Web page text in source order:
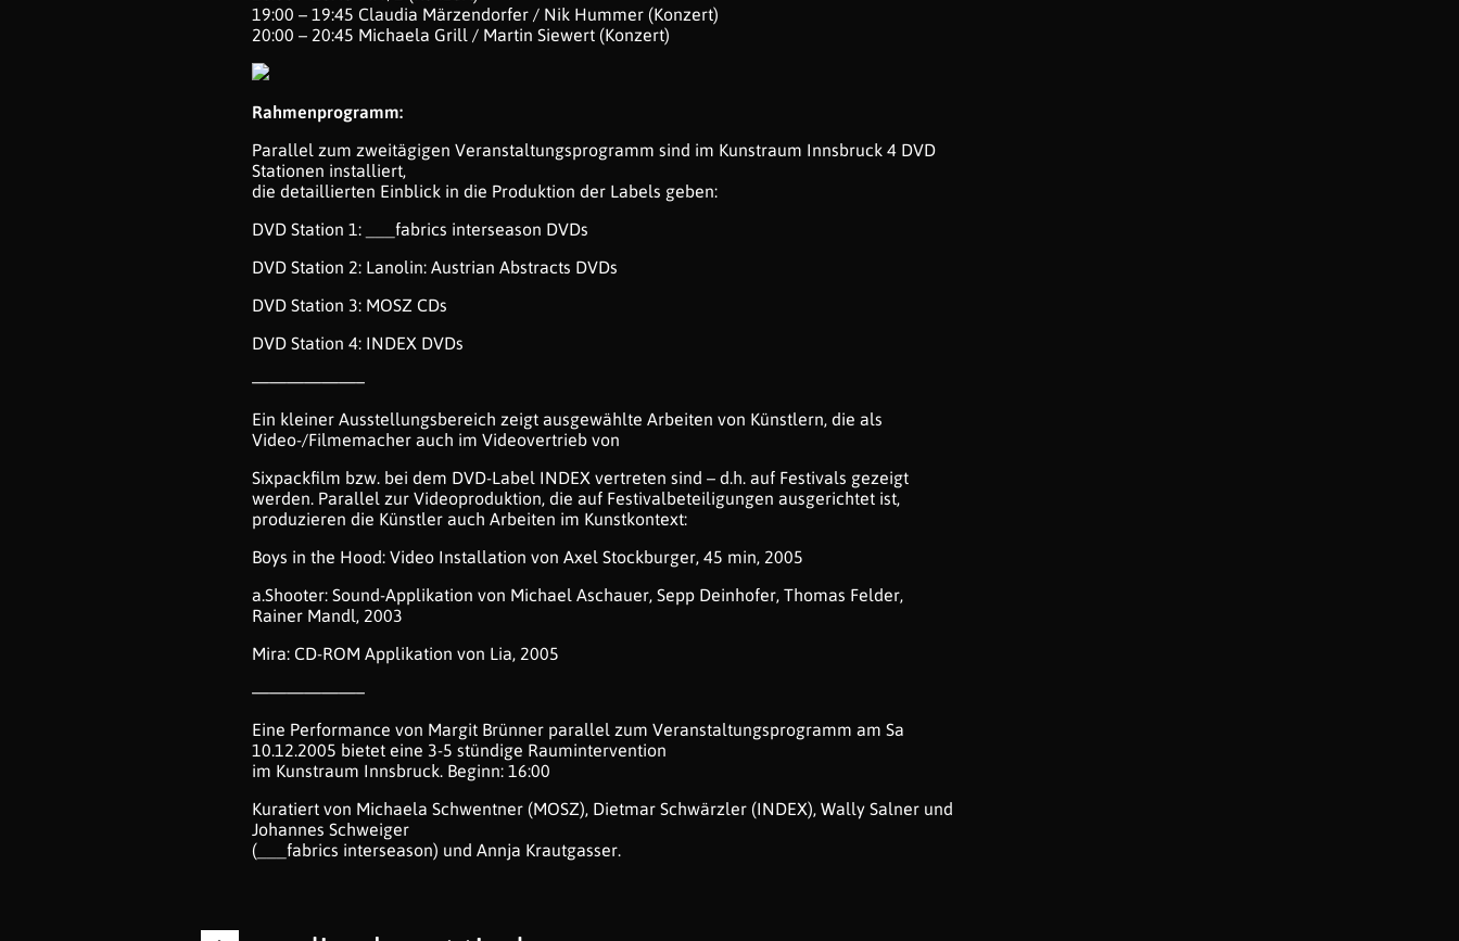
19:00 – 19:45 Claudia Märzendorfer / Nik Hummer (Konzert)
20:00 – 20:45 Michaela Grill / Martin Siewert (Konzert)
Rahmenprogramm:
Parallel zum zweitägigen Veranstaltungsprogramm sind im Kunstraum Innsbruck 4 DVD
Stationen installiert,
die detaillierten Einblick in die Produktion der Labels geben:
DVD Station 1: ___fabrics interseason DVDs
DVD Station 2: Lanolin: Austrian Abstracts DVDs
DVD Station 3: MOSZ CDs
DVD Station 4: INDEX DVDs
——————–
Ein kleiner Ausstellungsbereich zeigt ausgewählte Arbeiten von Künstlern, die als
Video-/Filmemacher auch im Videovertrieb von
Sixpackfilm bzw. bei dem DVD-Label INDEX vertreten sind – d.h. auf Festivals gezeigt
werden. Parallel zur Videoproduktion, die auf Festivalbeteiligungen ausgerichtet ist,
produzieren die Künstler auch Arbeiten im Kunstkontext:
Boys in the Hood: Video Installation von Axel Stockburger, 45 min, 2005
a.Shooter: Sound-Applikation von Michael Aschauer, Sepp Deinhofer, Thomas Felder,
Rainer Mandl, 2003
Mira: CD-ROM Applikation von Lia, 2005
——————–
Eine Performance von Margit Brünner parallel zum Veranstaltungsprogramm am Sa
10.12.2005 bietet eine 3-5 stündige Raumintervention
im Kunstraum Innsbruck. Beginn: 16:00
Kuratiert von Michaela Schwentner (MOSZ), Dietmar Schwärzler (INDEX), Wally Salner und
Johannes Schweiger
(___fabrics interseason) und Annja Krautgasser.